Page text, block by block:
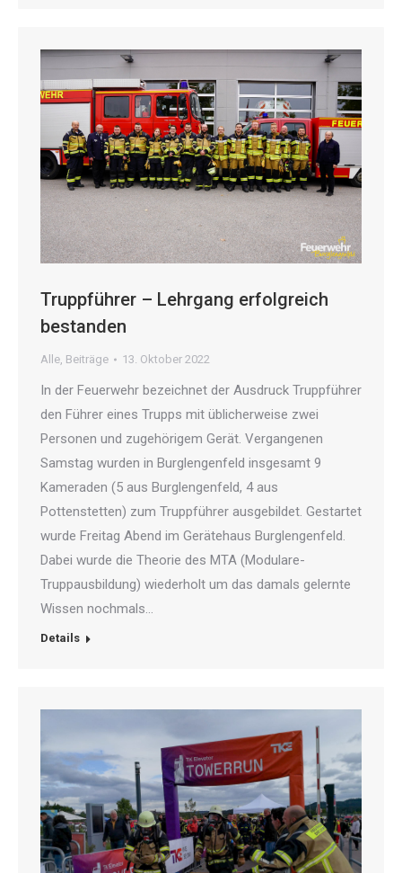
Truppführer – Lehrgang erfolgreich
bestanden
Alle, Beiträge 13. Oktober 2022
In der Feuerwehr bezeichnet der Ausdruck Truppführer
den Führer eines Trupps mit üblicherweise zwei
Personen und zugehörigem Gerät. Vergangenen
Samstag wurden in Burglengenfeld insgesamt 9
Kameraden (5 aus Burglengenfeld, 4 aus
Pottenstetten) zum Truppführer ausgebildet. Gestartet
wurde Freitag Abend im Gerätehaus Burglengenfeld.
Dabei wurde die Theorie des MTA (Modulare-
Truppausbildung) wiederholt um das damals gelernte
Wissen nochmals…
Details